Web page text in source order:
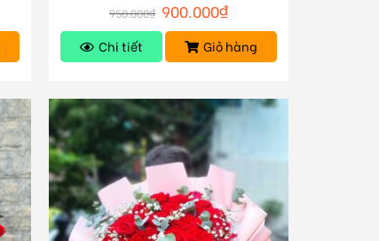
950.000₫ 900.000₫
Chi tiết Giỏ hàng